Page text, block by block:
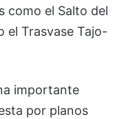
como el Salto del
el Trasvase Tajo-
importante
por planos